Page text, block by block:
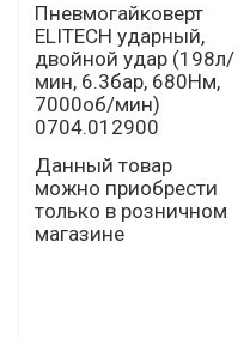
Пневмогайковерт
ELITECH ударный,
двойной удар (198л/
мин, 6.3бар, 680Нм,
7000об/мин)
0704.012900
Данный товар
можно приобрести
только в розничном
магазине